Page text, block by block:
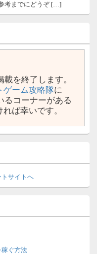
考までにどうぞ […]
を終了します。
ゲーム攻略隊に
るコーナーがある
ば幸いです。
ぐ方法